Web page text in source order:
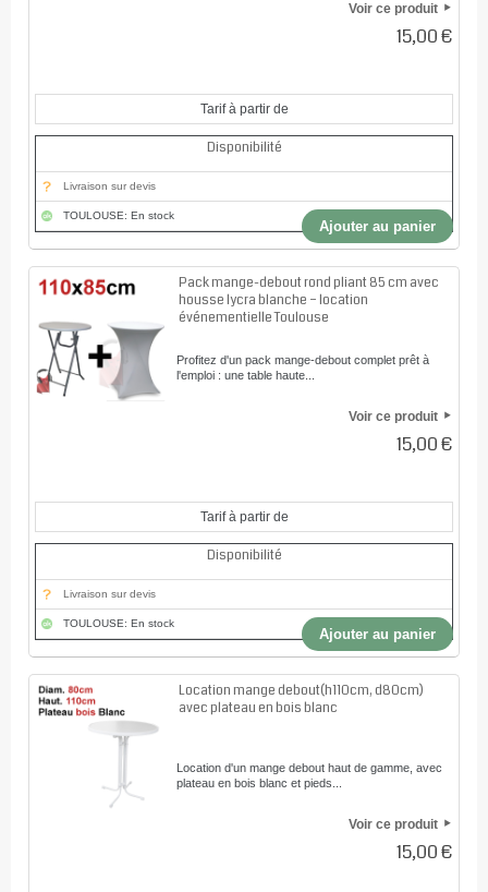
Voir ce produit
15,00 €
Tarif à partir de
Disponibilité
Livraison sur devis
TOULOUSE: En stock
Ajouter au panier
Pack mange-debout rond pliant 85 cm avec
housse lycra blanche – location
événementielle Toulouse
Profitez d'un pack mange-debout complet prêt à
l'emploi : une table haute...
Voir ce produit
15,00 €
Tarif à partir de
Disponibilité
Livraison sur devis
TOULOUSE: En stock
Ajouter au panier
Location mange debout(h110cm, d80cm)
avec plateau en bois blanc
Location d'un mange debout haut de gamme, avec
plateau en bois blanc et pieds...
Voir ce produit
15,00 €